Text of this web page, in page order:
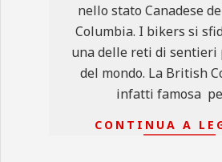
nello stato Canadese
Columbia. I bikers si
una delle reti di sentieri
del mondo. La British
infatti famosa
CONTINUA A